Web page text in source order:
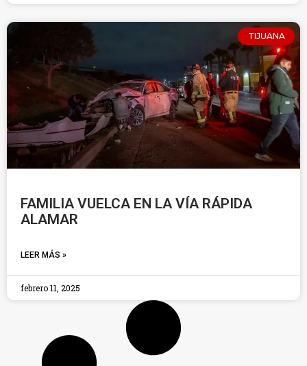
TIJUANA
FAMILIA VUELCA EN LA VÍA RÁPIDA
ALAMAR
LEER MÁS »
febrero 11, 2025